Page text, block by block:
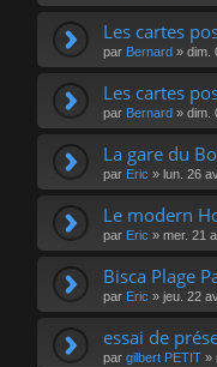
Les cartes
par Bernard » dim.
Les cartes
par Bernard » dim.
La gare du
par Eric » lun. 26
Le modern
par Eric » mer. 21
Bisca Plage
par Eric » jeu. 22
essai de
par gilbert PETIT »